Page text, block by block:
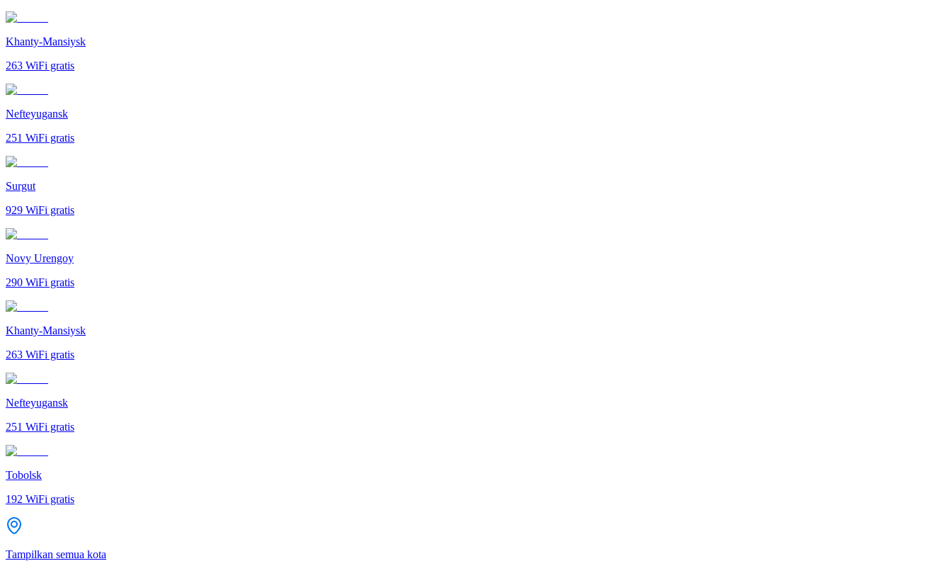
Khanty-Mansiysk
263 WiFi gratis
Nefteyugansk
251 WiFi gratis
Surgut
929 WiFi gratis
Novy Urengoy
290 WiFi gratis
Khanty-Mansiysk
263 WiFi gratis
Nefteyugansk
251 WiFi gratis
Tobolsk
192 WiFi gratis
Tampilkan semua kota